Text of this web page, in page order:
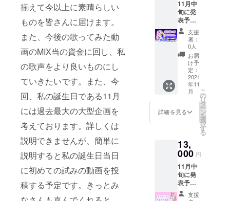
揃えて今以上に素晴らしい
ものを皆さんに届けます。
また、今後の歌ってみた動
画のMIX当の資金に回し、私
の歌声をより良いものにし
ていきたいです。また、今
回、私の誕生日である11月
には過去最大の大型企画を
考えております。詳しくは
説明できませんが、簡単に
説明すると私の誕生日当日
に初めての試みの動画を投
稿する予定です。きっとみ
さい。
11月中
旬に発
表予定
の過去
最大の
大型企
画の先
行発表
その企
画発表
後の概
要欄に
て支援
者様の
名前の
掲載 オ
ルセリ
フ配布
(支援者
全員共
通) 概要
欄に名
前を掲
支援
者：
0人
お届
け予
定：
2021
年11
月
詳細を見る
こ
の
リ
タ
ー
ン
を
選
択
す
る
13,
000 円
11月中
旬に発
表予定
の過去
最大の
支援